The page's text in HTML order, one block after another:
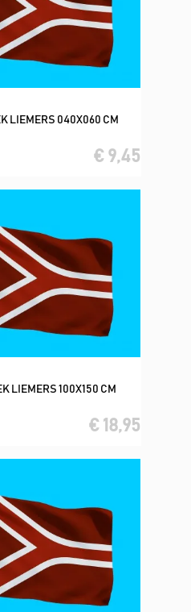
winkelwagen
LIEMERS 040X060 CM
€ 9,45
winkelwagen
LIEMERS 100X150 CM
€ 18,95